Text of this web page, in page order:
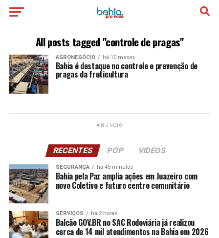
All posts tagged "controle de pragas"
AGRONEGÓCIO há 10 meses
Bahia é destaque no controle e prevenção de
pragas da fruticultura
ANÚNCIO
RECENTES POP VIDEOS
SEGURANÇA há 45 minutos
Bahia pela Paz amplia ações em Juazeiro com
novo Coletivo e futuro centro comunitário
SERVIÇOS há 2 horas
Balcão GOV.BR no SAC Rodoviária já realizou
cerca de 14 mil atendimentos na Bahia em 2026